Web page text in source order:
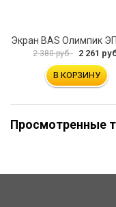
2 380 руб. 2 261
В КОРЗИНУ
Просмотренные